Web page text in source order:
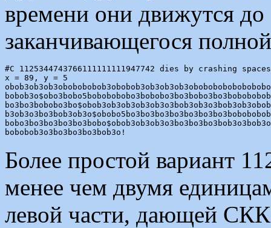
времени они движутся до
заканчивающегося
#C 1125344743766111111111947742 dies by crashing
x = 89, y = 5
Более простой вариант
менее чем двумя
левой части, дающей